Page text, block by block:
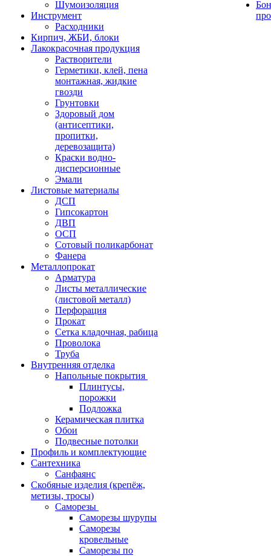
Шумоизоляция
Инструмент
Расходники
Кирпич, ЖБИ, блоки
Лакокрасочная продукция
Растворители
Герметики, клей, пена
монтажная, жидкие
гвозди
Грунтовки
Здоровый дом
(антисептики,
пропитки,
деревозащита)
Краски водно-
дисперсионные
Эмали
Листовые материалы
ДСП
Гипсокартон
ДВП
ОСП
Сотовый поликарбонат
Фанера
Металлопрокат
Арматура
Листы металлические
(листовой металл)
Перфорация
Прокат
Сетка кладочная, рабица
Проволока
Труба
Внутренняя отделка
Напольные покрытия
Плинтусы,
порожки
Подложка
Керамическая плитка
Обои
Подвесные потолки
Профиль и комплектующие
Сантехника
Санфаянс
Скобяные изделия (крепёж,
метизы, тросы)
Саморезы
Саморезы шурупы
Саморезы
кровельные
Саморезы по